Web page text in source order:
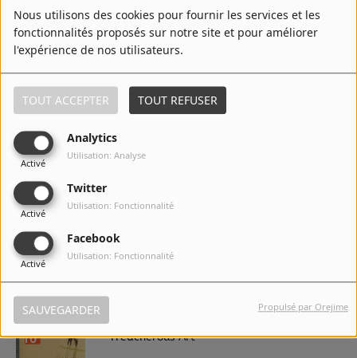
Nous utilisons des cookies pour fournir les services et les
fonctionnalités proposés sur notre site et pour améliorer
l'expérience de nos utilisateurs.
TOUT ACCEPTER TOUT REFUSER
Analytics
Activé
Utilisation: Analyse
Twitter
Activé
Utilisation: Fonctionnalité
Facebook
Activé
Utilisation: Fonctionnalité
SAUVEGARDER Propulsé par Orejime
6 Black Hearts
7 The Significance of Being Overt
8
9 Northern Lights
10 Treacherous Art